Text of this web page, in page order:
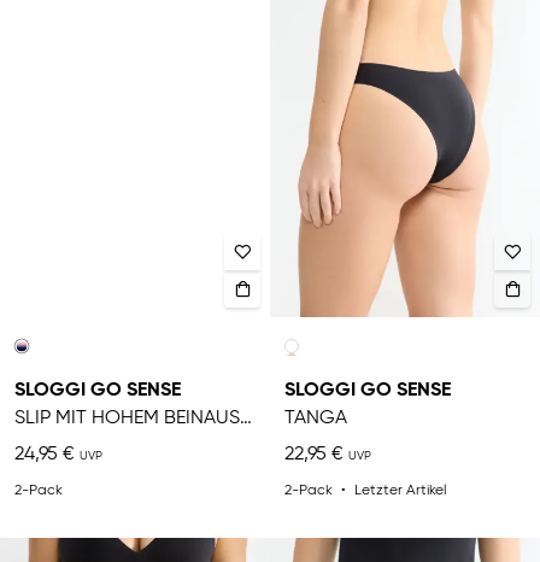
SLOGGI GO SENSE
SLIP MIT HOHEM BEINAUSSCHNITT
24,95 €
2-Pack
SLOGGI GO SENSE
TANGA
22,95 €
2-Pack Letzter Artikel